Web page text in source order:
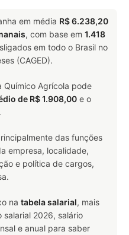
em média R$ 6.238,20
, com base em 1.418
em todo o Brasil no
(CAGED).
Químico Agrícola pode
de R$ 1.908,00 e o
.
das funções
empresa, localidade,
e política de cargos,
na tabela salarial, mais
2026, salário
e anual para saber